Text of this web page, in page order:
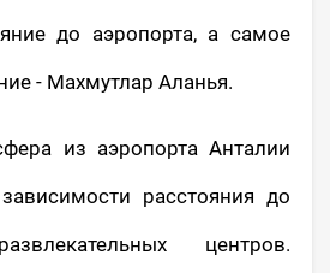
до аэропорта, а самое
- Махмутлар Аланья.
из аэропорта Анталии
расстояния до
центров.